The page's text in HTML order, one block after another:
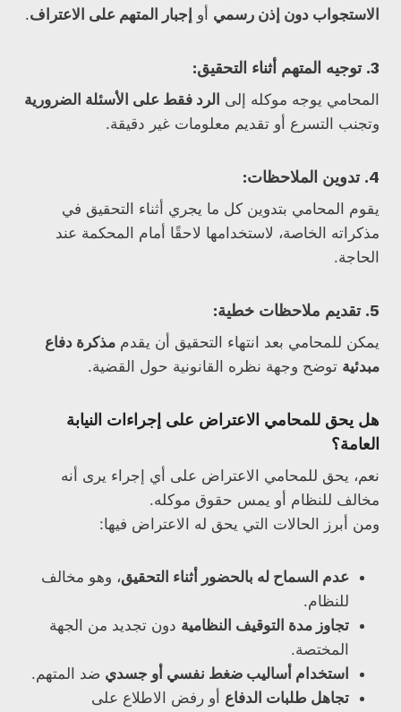
الاستجواب دون إذن رسمي أو إجبار المتهم على الاعتراف.
3. توجيه المتهم أثناء التحقيق:
المحامي يوجه موكله إلى الرد فقط على الأسئلة الضرورية
وتجنب التسرع أو تقديم معلومات غير دقيقة.
4. تدوين الملاحظات:
يقوم المحامي بتدوين كل ما يجري أثناء التحقيق في
مذكراته الخاصة، لاستخدامها لاحقًا أمام المحكمة عند
الحاجة.
5. تقديم ملاحظات خطية:
يمكن للمحامي بعد انتهاء التحقيق أن يقدم مذكرة دفاع
مبدئية توضح وجهة نظره القانونية حول القضية.
هل يحق للمحامي الاعتراض على إجراءات النيابة
العامة؟
نعم، يحق للمحامي الاعتراض على أي إجراء يرى أنه
مخالف للنظام أو يمس حقوق موكله.
ومن أبرز الحالات التي يحق له الاعتراض فيها:
عدم السماح له بالحضور أثناء التحقيق، وهو مخالف
للنظام.
تجاوز مدة التوقيف النظامية دون تجديد من الجهة
المختصة.
استخدام أساليب ضغط نفسي أو جسدي ضد المتهم.
تجاهل طلبات الدفاع أو رفض الاطلاع على